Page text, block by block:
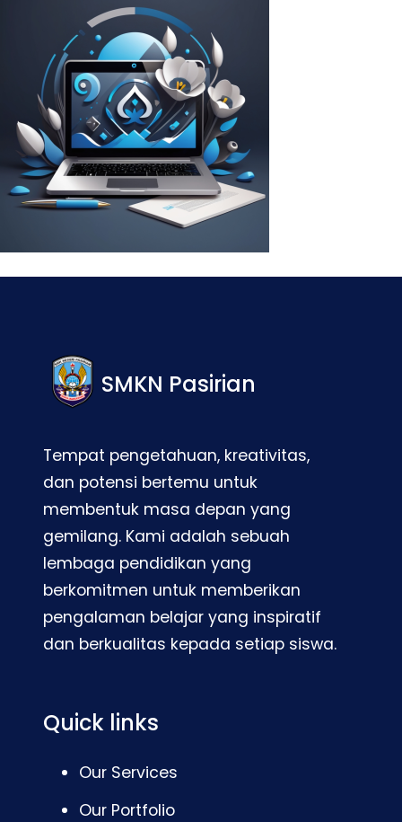
SMKN Pasirian
Tempat pengetahuan, kreativitas,
dan potensi bertemu untuk
membentuk masa depan yang
gemilang. Kami adalah sebuah
lembaga pendidikan yang
berkomitmen untuk memberikan
pengalaman belajar yang inspiratif
dan berkualitas kepada setiap siswa.
Quick links
Our Services
Our Portfolio